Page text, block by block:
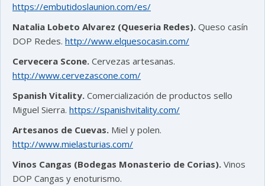
https://embutidoslaunion.com/es/
Natalia Lobeto Alvarez (Queseria Redes). Queso casín
DOP Redes. http://www.elquesocasin.com/
Cervecera Scone. Cervezas artesanas.
http://www.cervezascone.com/
Spanish Vitality. Comercialización de productos sello
Miguel Sierra. https://spanishvitality.com/
Artesanos de Cuevas. Miel y polen.
http://www.mielasturias.com/
Vinos Cangas (Bodegas Monasterio de Corias). Vinos
DOP Cangas y enoturismo.